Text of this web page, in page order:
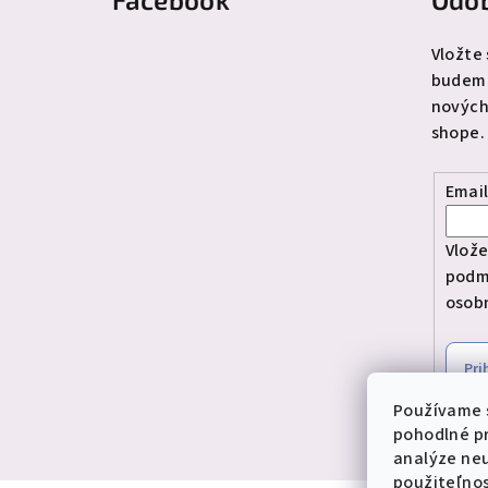
pohodlné
analýze
Vložte
shope.
Email